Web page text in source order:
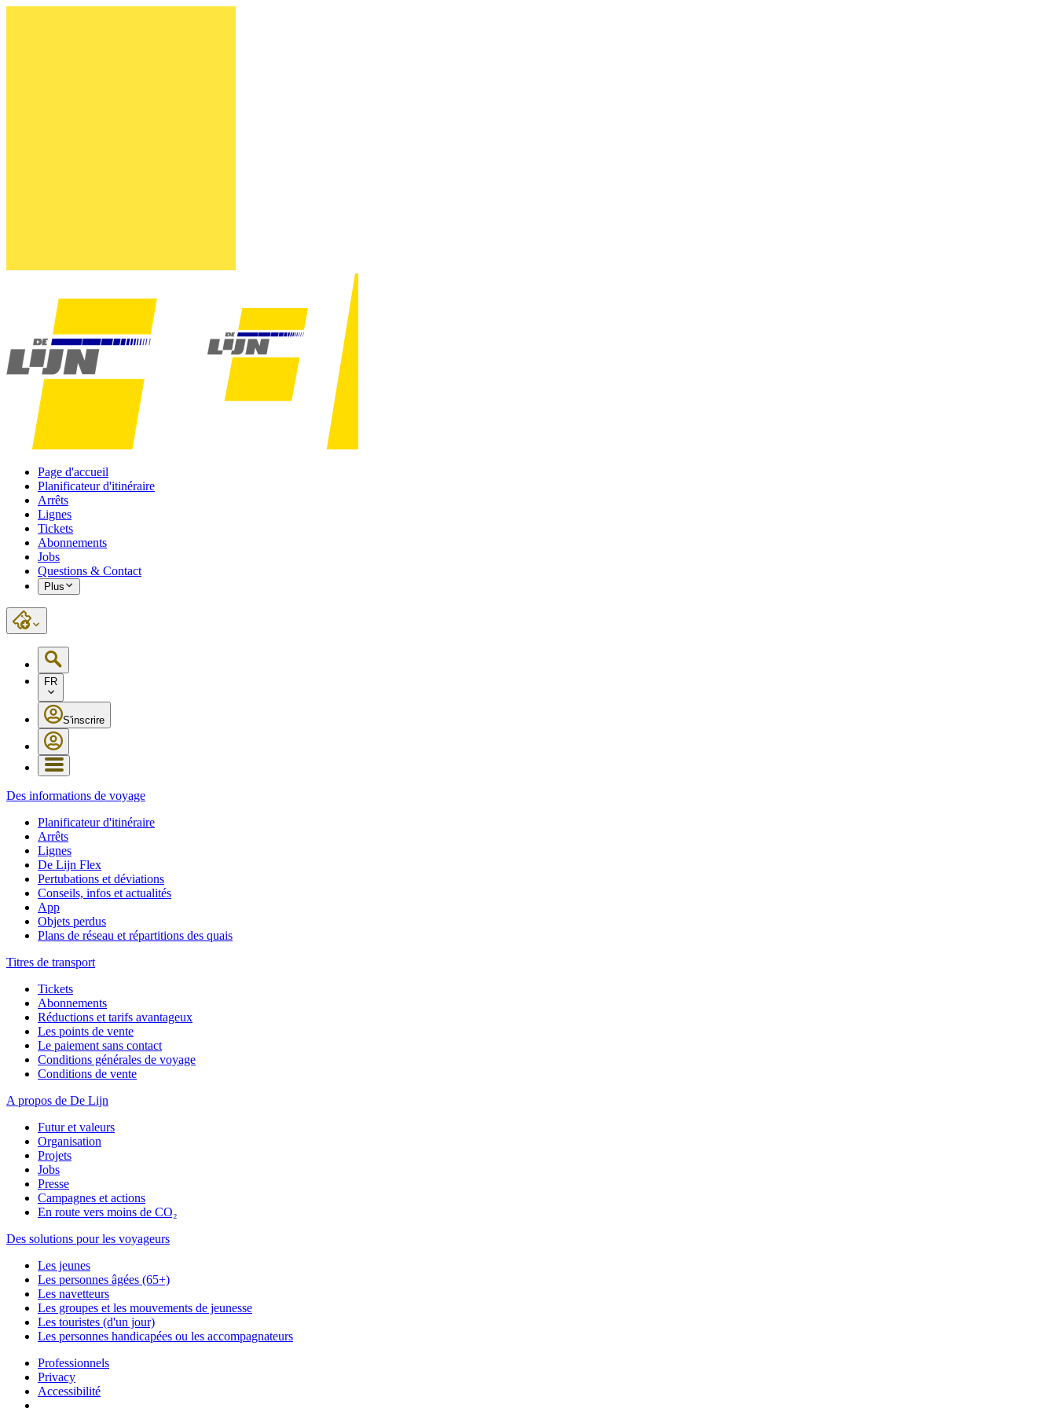
Page d'accueil
Planificateur d'itinéraire
Arrêts
Lignes
Tickets
Abonnements
Jobs
Questions & Contact
Plus
FR
S'inscrire
Des informations de voyage
Planificateur d'itinéraire
Arrêts
Lignes
De Lijn Flex
Pertubations et déviations
Conseils, infos et actualités
App
Objets perdus
Plans de réseau et répartitions des quais
Titres de transport
Tickets
Abonnements
Réductions et tarifs avantageux
Les points de vente
Le paiement sans contact
Conditions générales de voyage
Conditions de vente
A propos de De Lijn
Futur et valeurs
Organisation
Projets
Jobs
Presse
Campagnes et actions
En route vers moins de CO₂
Des solutions pour les voyageurs
Les jeunes
Les personnes âgées (65+)
Les navetteurs
Les groupes et les mouvements de jeunesse
Les touristes (d'un jour)
Les personnes handicapées ou les accompagnateurs
Professionnels
Privacy
Accessibilité